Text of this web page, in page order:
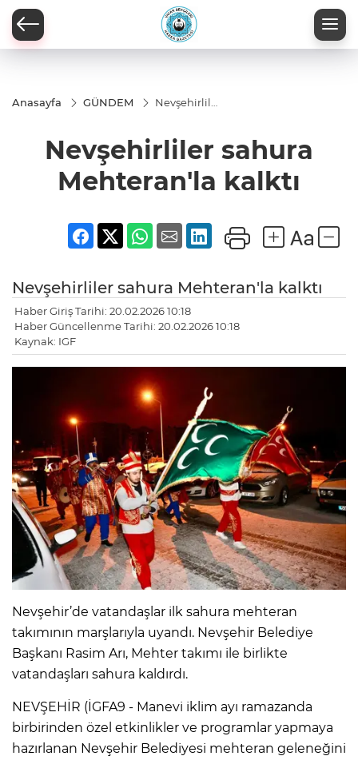
Anasayfa GÜNDEM
Nevşehirliler
kalktı
Nevşehirliler sahura
Mehteran'la kalktı
Nevşehirliler sahura Mehteran'la kalktı
Haber Giriş Tarihi: 20.02.2026 10:18
Haber Güncellenme Tarihi: 20.02.2026 10:18
Kaynak: IGF
Nevşehir’de vatandaşlar ilk sahura mehteran
takımının marşlarıyla uyandı. Nevşehir Belediye
Başkanı Rasim Arı, Mehter takımı ile birlikte
vatandaşları sahura kaldırdı.
NEVŞEHİR (İGFA9 - Manevi iklim ayı ramazanda
birbirinden özel etkinlikler ve programlar yapmaya
hazırlanan Nevşehir Belediyesi mehteran geleneğini